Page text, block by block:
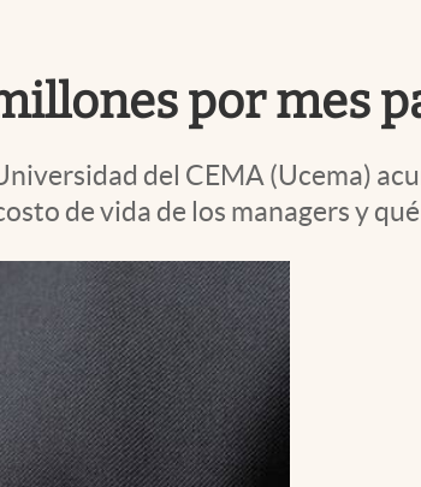
por mes
del CEMA (Ucema)
de vida de los managers y